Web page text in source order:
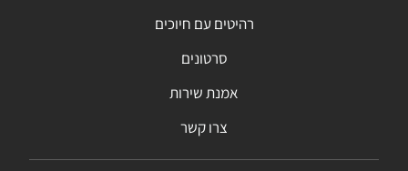
רהיטים עם חיוכים
סרטונים
אמנת שירות
צרו קשר